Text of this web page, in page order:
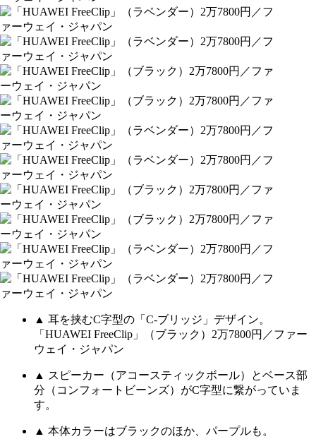
▲ 耳を挟むC字型の「C-ブリッジ」デザイン。
「HUAWEI FreeClip」（ブラック）2万7800円／ファー
ウェイ・ジャパン
▲ スピーカー（アコースティックボール）とベース部
分（コンフォートビーンズ）がC字型に繋がっていま
す。
▲ 本体カラーはブラックのほか、パープルも。